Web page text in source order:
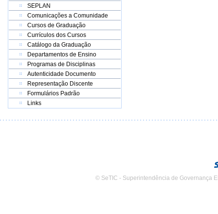
SEPLAN
Comunicações a Comunidade
Cursos de Graduação
Currículos dos Cursos
Catálogo da Graduação
Departamentos de Ensino
Programas de Disciplinas
Autenticidade Documento
Representação Discente
Formulários Padrão
Links
© SeTIC - Superintendência de Governança